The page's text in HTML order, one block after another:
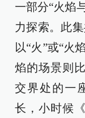
一部分“火焰
力探索。此
以“火”或“火
焰的场景则
交界处的一
长，小时候